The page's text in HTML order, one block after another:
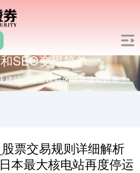
SEO变得简单
建站，让会建站的提高建站效率！
票交易规则详细解析
本最大核电站再度停运